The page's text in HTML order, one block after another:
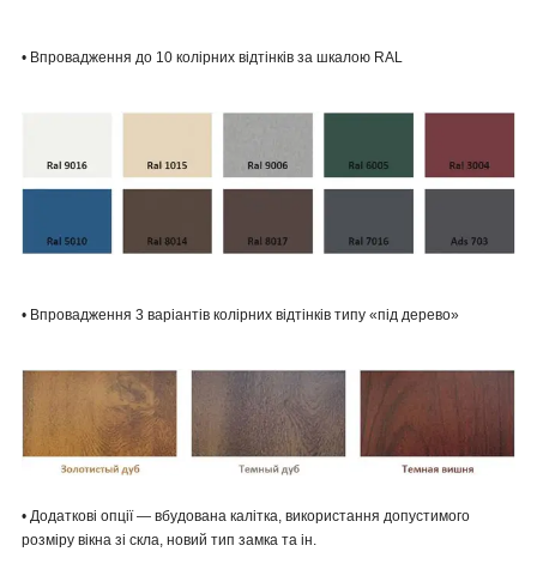
• Впровадження до 10 колірних відтінків за шкалою RAL
• Впровадження 3 варіантів колірних відтінків типу «під дерево»
• Додаткові опції — вбудована калітка, використання допустимого
розміру вікна зі скла, новий тип замка та ін.